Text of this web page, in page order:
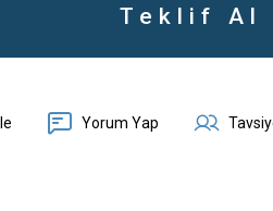
Teklif Al
Yorum Yap